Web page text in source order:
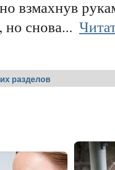
взмахнув
но снова...
разделов